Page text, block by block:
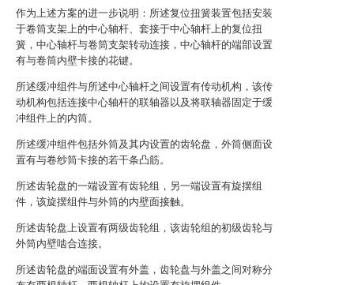
作为上述方案的进一步说明：所述复位扭簧装置包括安装
于卷筒支架上的中心轴杆、套接于中心轴杆上的复位扭
簧，中心轴杆与卷筒支架转动连接，中心轴杆的端部设置
有与卷筒内壁卡接的花键。
所述缓冲组件与所述中心轴杆之间设置有传动机构，该传
动机构包括连接中心轴杆的联轴器以及将联轴器固定于缓
冲组件上的内筒。
所述缓冲组件包括外筒及其内设置的齿轮盘，外筒侧面设
置有与卷纱筒卡接的若干条凸筋。
所述齿轮盘的一端设置有齿轮组，另一端设置有旋摆组
件，该旋摆组件与外筒的内壁面接触。
所述齿轮盘上设置有两级齿轮组，该齿轮组的初级齿轮与
外筒内壁啮合连接。
所述齿轮盘的端面设置有外盖，齿轮盘与外盖之间对称分